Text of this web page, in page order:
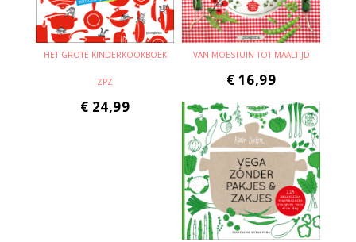
HET GROTE KINDERKOOKBOEK
ZPZ
€ 24,99
VAN MOESTUIN TOT MAALTIJD
€ 16,99